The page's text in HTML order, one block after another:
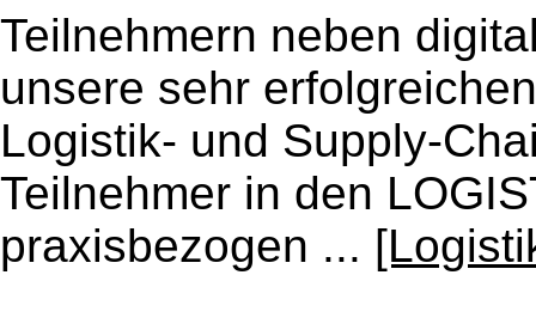
Teilnehmern neben
unsere sehr
Logistik- und Supply-
Teilnehmer in den
praxisbezogen ...